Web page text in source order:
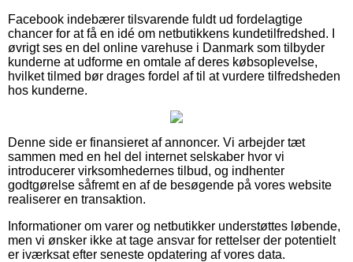
Facebook indebærer tilsvarende fuldt ud fordelagtige
chancer for at få en idé om netbutikkens kundetilfredshed. I
øvrigt ses en del online varehuse i Danmark som tilbyder
kunderne at udforme en omtale af deres købsoplevelse,
hvilket tilmed bør drages fordel af til at vurdere tilfredsheden
hos kunderne.
Denne side er finansieret af annoncer. Vi arbejder tæt
sammen med en hel del internet selskaber hvor vi
introducerer virksomhedernes tilbud, og indhenter
godtgørelse såfremt en af de besøgende på vores website
realiserer en transaktion.
Informationer om varer og netbutikker understøttes løbende,
men vi ønsker ikke at tage ansvar for rettelser der potentielt
er iværksat efter seneste opdatering af vores data.